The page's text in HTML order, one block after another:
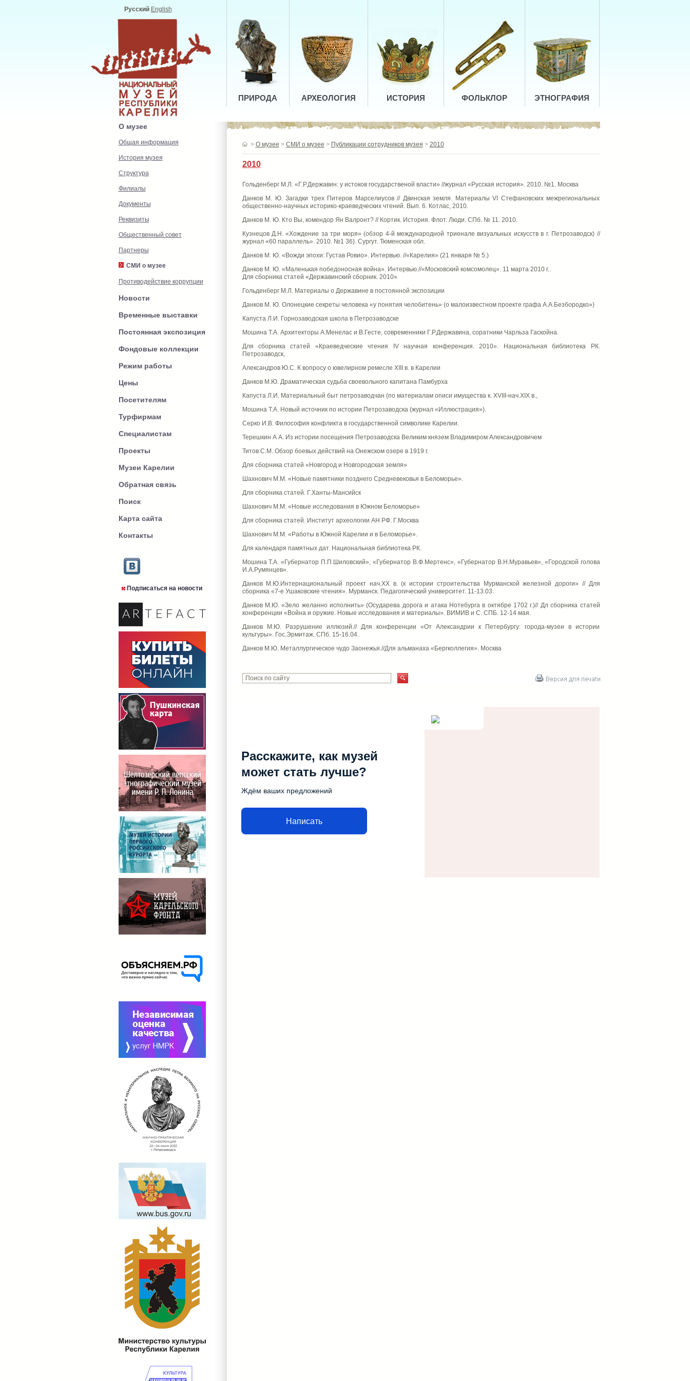
Русский English
ПРИРОДА АРХЕОЛОГИЯ ИСТОРИЯ ФОЛЬКЛОР ЭТНОГРАФИЯ
О музее
Общая информация
История музея
Структура
Филиалы
Документы
Реквизиты
Общественный совет
Партнеры
СМИ о музее
Противодействие коррупции
Новости
Временные выставки
Постоянная экспозиция
Фондовые коллекции
Режим работы
Цены
Посетителям
Турфирмам
Специалистам
Проекты
Музеи Карелии
Обратная связь
Поиск
Карта сайта
Контакты
Подписаться на новости
> О музее > СМИ о музее > Публикации сотрудников музея > 2010
2010
Гольденберг М.Л. «Г.Р.Державин: у истоков государственой власти» //журнал «Русская история». 2010. №1. Москва
Данков М. Ю. Загадки трех Питеров Марселиусов // Двинская земля. Материалы VI Стефановских межрегиональных
общественно-научных историко-краеведческих чтений. Вып. 6. Котлас, 2010.
Данков М. Ю. Кто Вы, комендор Ян Валронт? // Кортик. История. Флот. Люди. СПб. № 11. 2010.
Кузнецов Д.Н. «Хождение за три моря» (обзор 4-й международной триенале визуальных искусств в г. Петрозаводск) //
журнал «60 параллель». 2010. №1 36). Сургут. Тюменская обл.
Данков М. Ю. «Вожди эпохи: Густав Ровио». Интервью. //«Карелия» (21 января № 5.)
Данков М. Ю. «Маленькая победоносная война». Интервью.//«Московский комсомолец». 11 марта 2010 г..
Для сборника статей «Державинский сборник. 2010»
Гольденберг М.Л. Материалы о Державине в постоянной экспозиции
Данков М. Ю. Олонецкие секреты человека «у понятия челобитень» (о малоизвестном проекте графа А.А.Безбородко»)
Капуста Л.И. Горнозаводская школа в Петрозаводске
Мошина Т.А. Архитекторы А.Менелас и В.Гесте, современники Г.Р.Державина, соратники Чарльза Гаскойна.
Для сборника статей «Краеведческие чтения IV научная конференция. 2010». Национальная библиотека РК.
Петрозаводск,
Александров Ю.С. К вопросу о ювелирном ремесле XIII в. в Карелии
Данков М.Ю. Драматическая судьба своевольного капитана Памбурха
Капуста Л.И. Материальный быт петрозаводчан (по материалам описи имущества к. XVIII-нач.XIX в.,
Мошина Т.А. Новый источник по истории Петрозаводска (журнал «Иллюстрация»).
Серко И.В. Философия конфликта в государственной символике Карелии.
Терешкин А А. Из истории посещения Петрозаводска Великим князем Владимиром Александровичем
Титов С.М. Обзор боевых действий на Онежском озере в 1919 г.
Для сборника статей «Новгород и Новгородская земля»
Шахнович М.М. «Новые памятники позднего Средневековья в Беломорье».
Для сборника статей. Г.Ханты-Мансийск
Шахнович М.М. «Новые исследования в Южном Беломорье»
Для сборника статей. Институт археологии АН РФ. Г.Москва
Шахнович М.М. «Работы в Южной Карелии и в Беломорье».
Для календаря памятных дат. Национальная библиотека РК.
Мошина Т.А. «Губернатор П.П.Шиловский», «Губернатор В.Ф.Мертенс», «Губернатор В.Н.Муравьев», «Городской голова
И.А.Румянцев».
Данков М.Ю.Интернациональный проект нач.ХХ в. (к истории строительства Мурманской железной дороги» // Для
сборника «7-е Ушаковские чтения». Мурманск. Педагогический университет. 11-13.03.
Данков М.Ю. «Зело желанно исполнить» (Осударева дорога и атака Нотебурга в октябре 1702 г.)// Дл сборника статей
конференции «Война и оружие. Новые исследования и материалы». ВИМИВ и С. СПБ. 12-14 мая.
Данков М.Ю. Разрушение иллюзий.// Для конференции «От Александрии к Петербургу: города-музеи в истории
культуры». Гос.Эрмитаж. СПб. 15-16.04.
Данков М.Ю. Металлургическое чудо Заонежья.//Для альманаха «Бергколлегия». Москва
Расскажите, как музей
может стать лучше?
Ждём ваших предложений
Написать